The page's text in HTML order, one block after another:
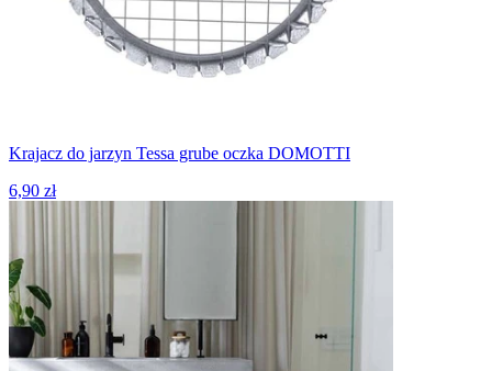
Krajacz do jarzyn Tessa grube oczka DOMOTTI
6,90 zł